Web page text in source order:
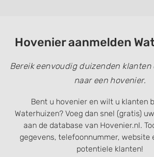
Hovenier aanmelden
Bereik eenvoudig duizenden klanten
naar een hovenier.
Bent u hovenier en wilt u klanten
Waterhuizen? Voeg dan snel (gratis)
aan de database van Hovenier.nl.
gegevens, telefoonnummer, website
potentiele klanten!